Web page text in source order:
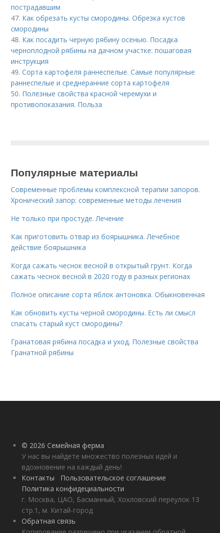
пострадавшим
47. Как обрезать кусты смородины. Обрезка кустов
смородины
48. Как посадить черную рябину осенью. Посадка
черноплодной рябины на дачном участке: пошаговая
инструкция
49.Сорта картофеля раннеспелые. Cамые популярные
раннеспелые и среднеранние сорта картофеля
50. Полезные свойства красной черемухи и
противопоказания. Польза
Популярные материалы
Современные проблемы комплексной терапии запоров.
Хронический запор: современные методы лечения
Не только при простуде. Лечение
Как приготовить отвар из боярышника. Лечебное
действие боярышника
Когда сажать чеснок весной в открытый грунт. Когда
сажать чеснок весной в 2020 году в разных регионах
Полное описание сорта яблок антоновка. Обыкновенная
Как обновить кусты черной смородины. Есть ли смысл
спасать старый куст смородины?
Гранатовая рябина посадка и уход. Полезные свойства
Гранатной рябины
© 2026 Семейная ферма
У нас вы найдете множество полезных идей и
вдохновение на каждый день!
Контакты
Пользовательское соглашение
Политика конфидециальности
г. Москва, ЦАО, Басманный, Хохловский переулок 13
стр.1, м. Китай-город
Обратная связь